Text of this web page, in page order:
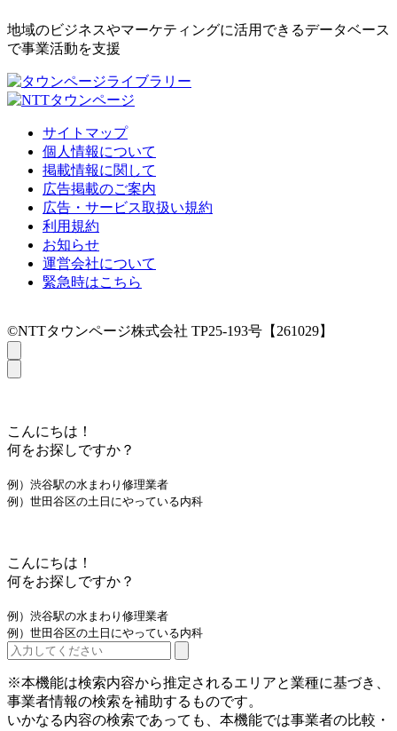
地域のビジネスやマーケティングに活用できるデータベース
で事業活動を支援
サイトマップ
個人情報について
掲載情報に関して
広告掲載のご案内
広告・サービス取扱い規約
利用規約
お知らせ
運営会社について
緊急時はこちら
©NTTタウンページ株式会社 TP25-193号【261029】
こんにちは！
何をお探しですか？
例）渋谷駅の水まわり修理業者
例）世田谷区の土日にやっている内科
こんにちは！
何をお探しですか？
例）渋谷駅の水まわり修理業者
例）世田谷区の土日にやっている内科
※本機能は検索内容から推定されるエリアと業種に基づき、
事業者情報の検索を補助するものです。
いかなる内容の検索であっても、本機能では事業者の比較・